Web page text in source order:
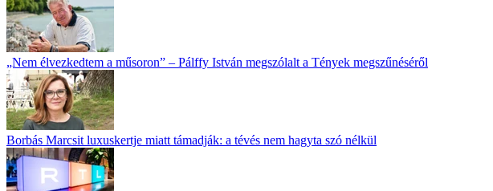
„Nem élvezkedtem a műsoron” – Pálffy István megszólalt a Tények megszűnéséről
Borbás Marcsit luxuskertje miatt támadják: a tévés nem hagyta szó nélkül